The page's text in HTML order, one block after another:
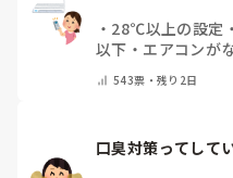
・ 28℃以上の設定 ・
以下 ・ エアコンが
543票・残り2日
口臭対策ってして